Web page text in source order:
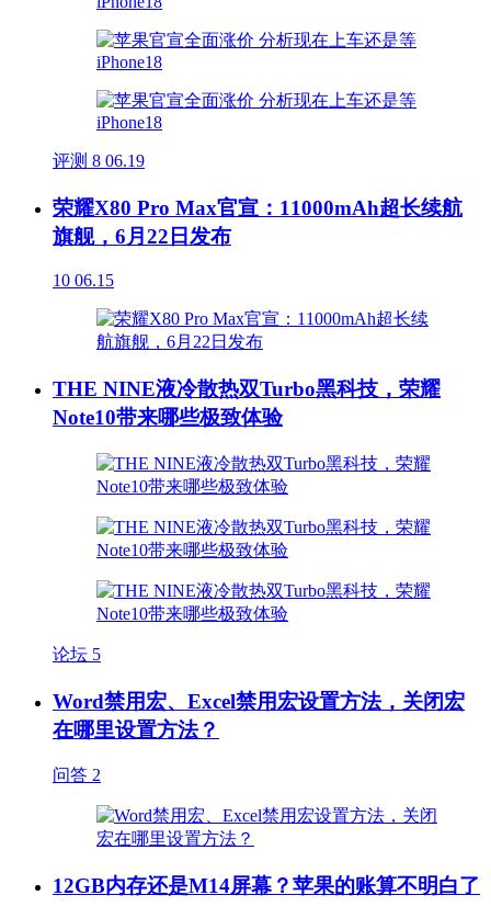
评测 8 06.19
荣耀X80 Pro Max官宣：11000mAh超长续航
旗舰，6月22日发布
10 06.15
THE NINE液冷散热双Turbo黑科技，荣耀
Note10带来哪些极致体验
论坛 5
Word禁用宏、Excel禁用宏设置方法，关闭宏
在哪里设置方法？
问答 2
12GB内存还是M14屏幕？苹果的账算不明白了